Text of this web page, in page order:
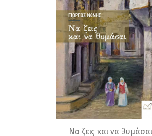
Να ζεις και να θυμάσαι